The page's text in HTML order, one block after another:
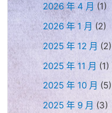
2026 年 4 月 (1)
2026 年 1 月 (2)
2025 年 12 月 (2)
2025 年 11 月 (1)
2025 年 10 月 (5)
2025 年 9 月 (3)